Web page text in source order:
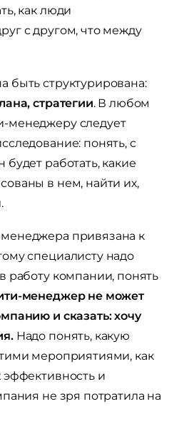
как люди
с другом, что между
быть структурирована:
стратегии. В любом
менеджеру следует
понять, с
работать, какие
в нем, найти их,
привязана к
специалисту надо
работу компании, понять
менеджер не может
и сказать: хочу
Надо понять, какую
мероприятиями, как
эффективность и
не зря потратила на